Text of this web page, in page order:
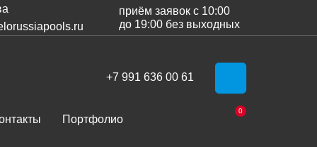
приём заявок с 10:00
до 19:00 без выходных
WhatsApp
+7 991 636 00 61
Портфолио
0